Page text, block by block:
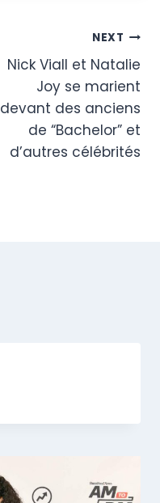
NEXT
Nick Viall et Natalie
Joy se marient
devant des anciens
de “Bachelor” et
d’autres célébrités